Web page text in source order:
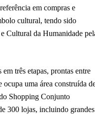
em compras e
cultural, tendo sido
Cultural da Humanidade
três etapas, prontas entre
uma área construída
Shopping Conjunto
300 lojas, incluindo grandes